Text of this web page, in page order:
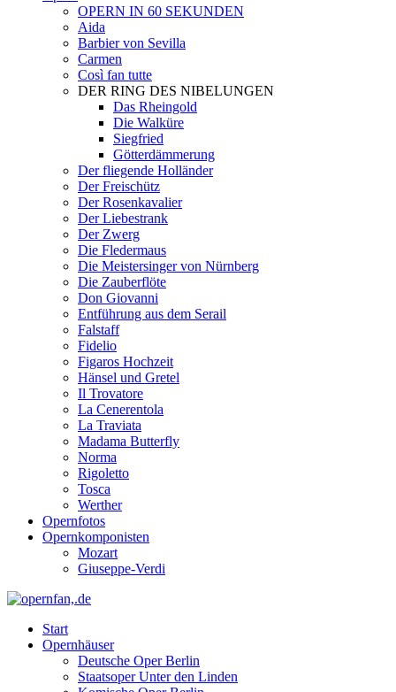
OPERN IN 60 SEKUNDEN
Aida
Barbier von Sevilla
Carmen
Così fan tutte
DER RING DES NIBELUNGEN
Das Rheingold
Die Walküre
Siegfried
Götterdämmerung
Der fliegende Holländer
Der Freischütz
Der Rosenkavalier
Der Liebestrank
Der Zwerg
Die Fledermaus
Die Meistersinger von Nürnberg
Die Zauberflöte
Don Giovanni
Entführung aus dem Serail
Falstaff
Fidelio
Figaros Hochzeit
Hänsel und Gretel
Il Trovatore
La Cenerentola
La Traviata
Madama Butterfly
Norma
Rigoletto
Tosca
Werther
Opernfotos
Opernkomponisten
Mozart
Giuseppe-Verdi
Start
Opernhäuser
Deutsche Oper Berlin
Staatsoper Unter den Linden